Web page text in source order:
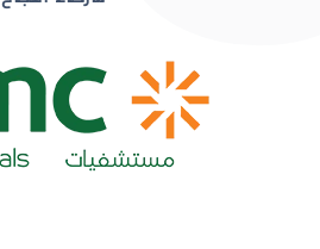
ضعف نظر مفاجئ